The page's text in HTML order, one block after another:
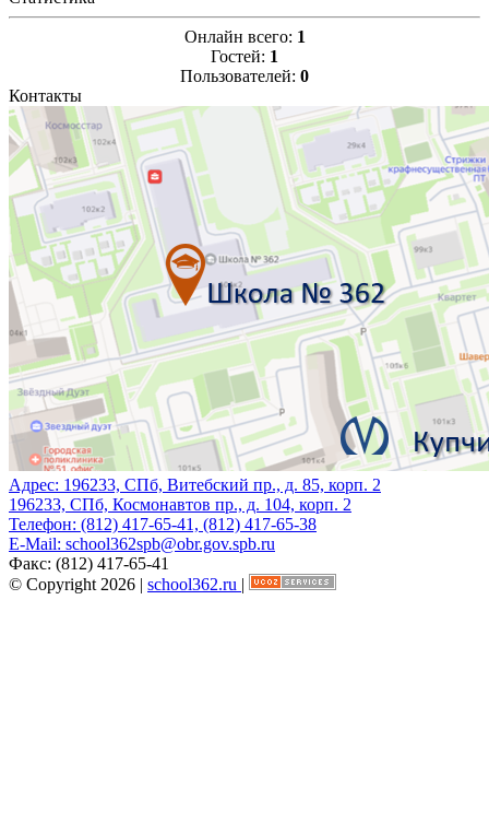
Онлайн всего: 1
Гостей: 1
Пользователей: 0
Контакты
Адрес: 196233, СПб, Витебский пр., д. 85, корп. 2
196233, СПб, Космонавтов пр., д. 104, корп. 2
Телефон: (812) 417-65-41, (812) 417-65-38
E-Mail: school362spb@obr.gov.spb.ru
Факс: (812) 417-65-41
© Copyright 2026 | school362.ru |